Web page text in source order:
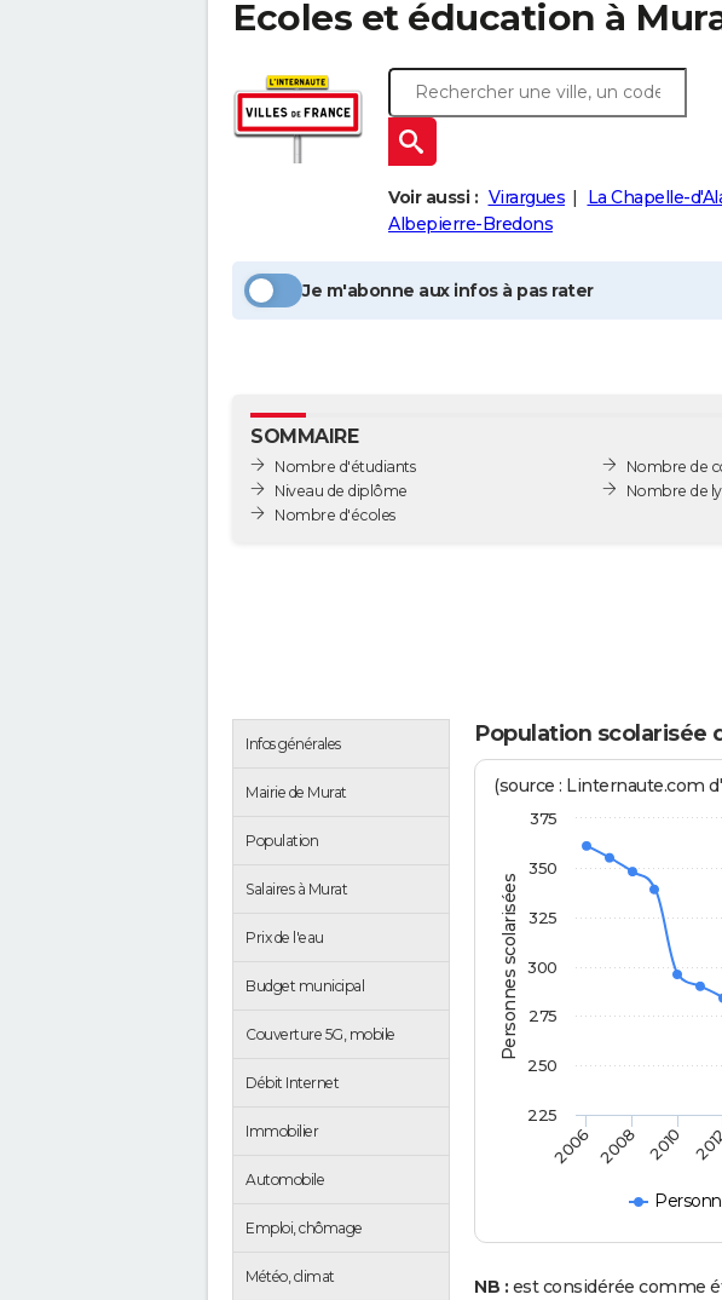
Ecoles et éducation à
Voir aussi : Virargues La Chapelle-
Albepierre-Bredons
Je m'abonne aux infos à pas rater
SOMMAIRE
Nombre d'étudiants
Niveau de diplôme
Nombre d'écoles
Nombre de
Nombre de
Infos générales
Mairie de Murat
Population
Salaires à Murat
Prix de l'eau
Budget municipal
Couverture 5G, mobile
Débit Internet
Immobilier
Automobile
Emploi, chômage
Météo, climat
Population scolarisée
Personnes scolarisées
(source : Linternaute.com
2006 2008 2010
225
250
275
300
325
350
375
NB : est considérée comme